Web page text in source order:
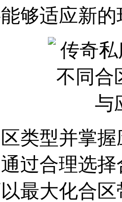
够适应新
类型并掌
过合理选
最大化合